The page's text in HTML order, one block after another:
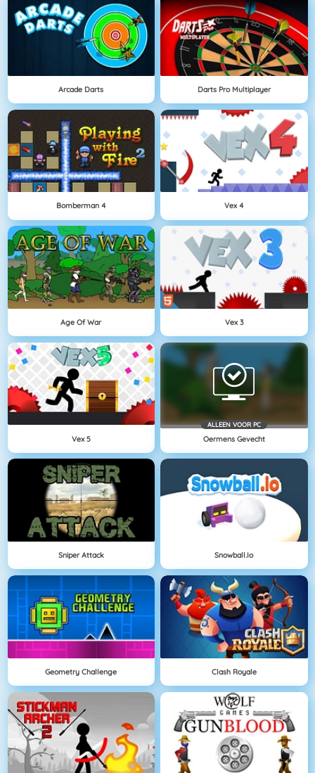
Arcade Darts Darts Pro Multiplayer
Bomberman 4 Vex 4
Age Of War Vex 3
Vex 5
ALLEEN VOOR PC
Oermens Gevecht
Sniper Attack Snowball.io
Geometry Challenge Clash Royale